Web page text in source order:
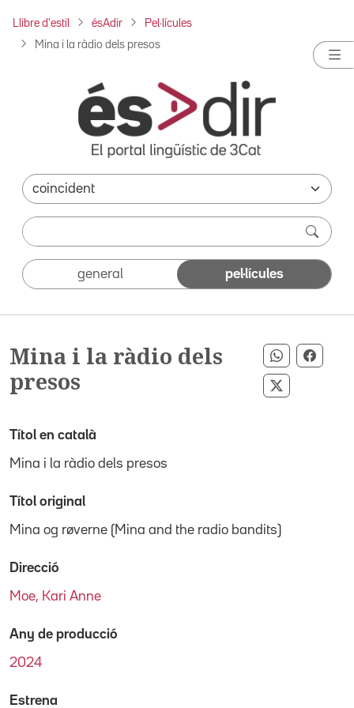
Llibre d'estil ésAdir Pel·lícules
Mina i la ràdio dels presos
general pel·lícules
Mina i la ràdio dels
presos
Compartir
Compartir
Títol en català
Mina i la ràdio dels presos
Títol original
Mina og røverne (Mina and the radio bandits)
Direcció
Moe, Kari Anne
Any de producció
2024
Estrena